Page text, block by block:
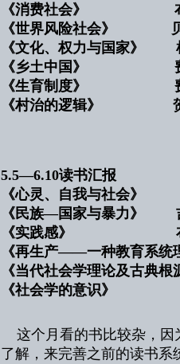
《消费社会》 布
《世界风险社会》
《文化、权力与国家》
《乡土中国》 费
《生育制度》 费
《村治的逻辑》 贺
5.5—6.10读书汇报
《心灵、自我与社
《民族—国家与
《实践感》
《再生产——一种教育系统
《当代社会学理论及古
《社会学的意识
这个月看的书比较杂，
了解，来完善之前的读书系